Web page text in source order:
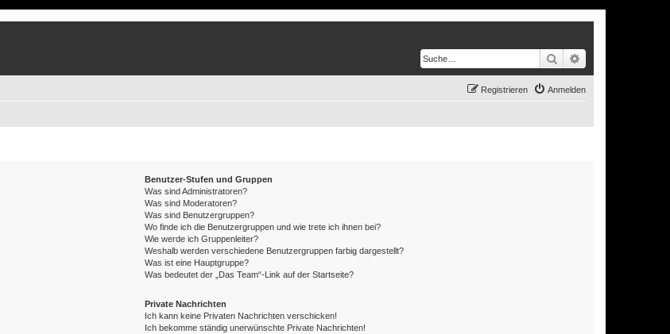
Suche
Anmelden
Registrieren
Benutzer-Stufen und Gruppen
Was sind Administratoren?
Was sind Moderatoren?
Was sind Benutzergruppen?
Wo finde ich die Benutzergruppen und wie trete ich ihnen bei?
Wie werde ich Gruppenleiter?
Weshalb werden verschiedene Benutzergruppen farbig dargestellt?
Was ist eine Hauptgruppe?
Was bedeutet der „Das Team“-Link auf der Startseite?
Private Nachrichten
Ich kann keine Privaten Nachrichten verschicken!
Ich bekomme ständig unerwünschte Private Nachrichten!